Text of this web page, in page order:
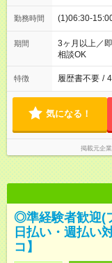
勤務時間 (1)06:30-
期間
3ヶ月以上／
相談OK
特徴 履歴書不要 /
気になる！
掲載元企
◎準経験者歓迎(
日払い・週払い
コ】